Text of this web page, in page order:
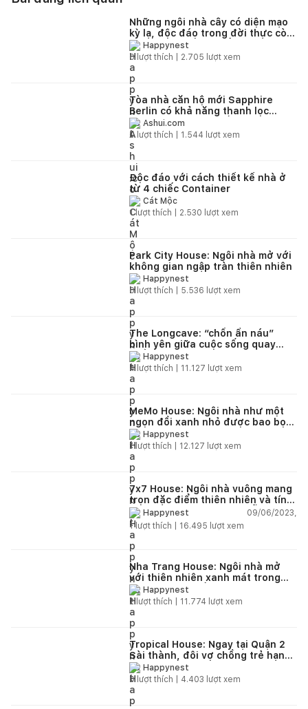
Những ngôi nhà cây có diện mạo
kỳ lạ, độc đáo trong đời thực còn
hơn cả từ thế giới cổ tích
Happynest
0 lượt thích | 2.705 lượt xem
Tòa nhà căn hộ mới Sapphire
Berlin có khả năng thanh lọc
không khí thành phố
Ashui.com
0lượt thích | 1.544 lượt xem
Độc đáo với cách thiết kế nhà ở
từ 4 chiếc Container
Cát Mộc
1lượt thích | 2.530 lượt xem
Park City House: Ngôi nhà mở với
không gian ngập tràn thiên nhiên
Happynest
0 lượt thích | 5.536 lượt xem
The Longcave: “chốn ẩn náu”
bình yên giữa cuộc sống quay
cuồngHappynest
4 lượt thích | 11.127 lượt xem
MeMo House: Ngôi nhà như một
ngọn đồi xanh nhỏ được bao bọc
bởi vườn cây từ dưới lên trên
Happynest
1lượt thích | 12.127 lượt xem
7x7 House: Ngôi nhà vuông mang
trọn đặc điểm thiên nhiên và tính
cách của con người Đà Nẵng
Happynest
09/06/2023,
1lượt thích | 16.495 lượt xem
Nha Trang House: Ngôi nhà mở
với thiên nhiên xanh mát trong
từng khoảng sống
Happynest
2lượt thích | 11.774 lượt xem
Tropical House: Ngay tại Quận 2
Sài thành, đôi vợ chồng trẻ hạnh
phúc trong căn hộ chung cư với
“nắng vàng, biển xanh” miền
nhiệt đới
Happynest
0 lượt thích | 4.403 lượt xem